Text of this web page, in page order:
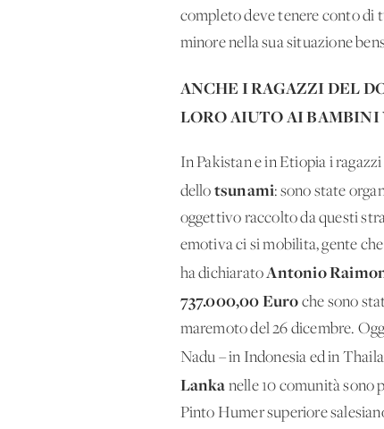
completo deve tenere conto di
minore nella sua situazione
ANCHE I RAGAZZI DEL
LORO AIUTO AI
In Pakistan e in Etiopia i
dello tsunami: sono state
oggettivo raccolto da questi
emotiva ci si mobilita, gente
ha dichiaratoAntonio
737.000,00 Euro che sono
maremoto del 26 dicembre.
Nadu – in Indonesia ed in
Lanka nelle 10 comunità sono
Pinto Humer superiore